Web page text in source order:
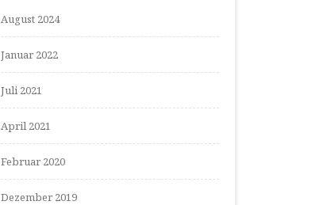
August 2024
Januar 2022
Juli 2021
April 2021
Februar 2020
Dezember 2019